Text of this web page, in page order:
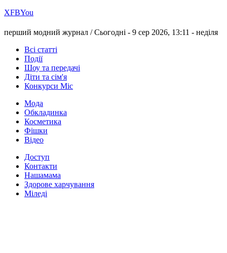
ХFBYou
перший модний журнал /Сьогодні - 9 сер 2026, 13:11 - неділя
Всі статті
Події
Шоу та передачі
Діти та сім'я
Конкурси Міс
Мода
Обкладинка
Косметика
Фішки
Відео
Доступ
Контакти
Нашамама
Здорове харчування
Міледі